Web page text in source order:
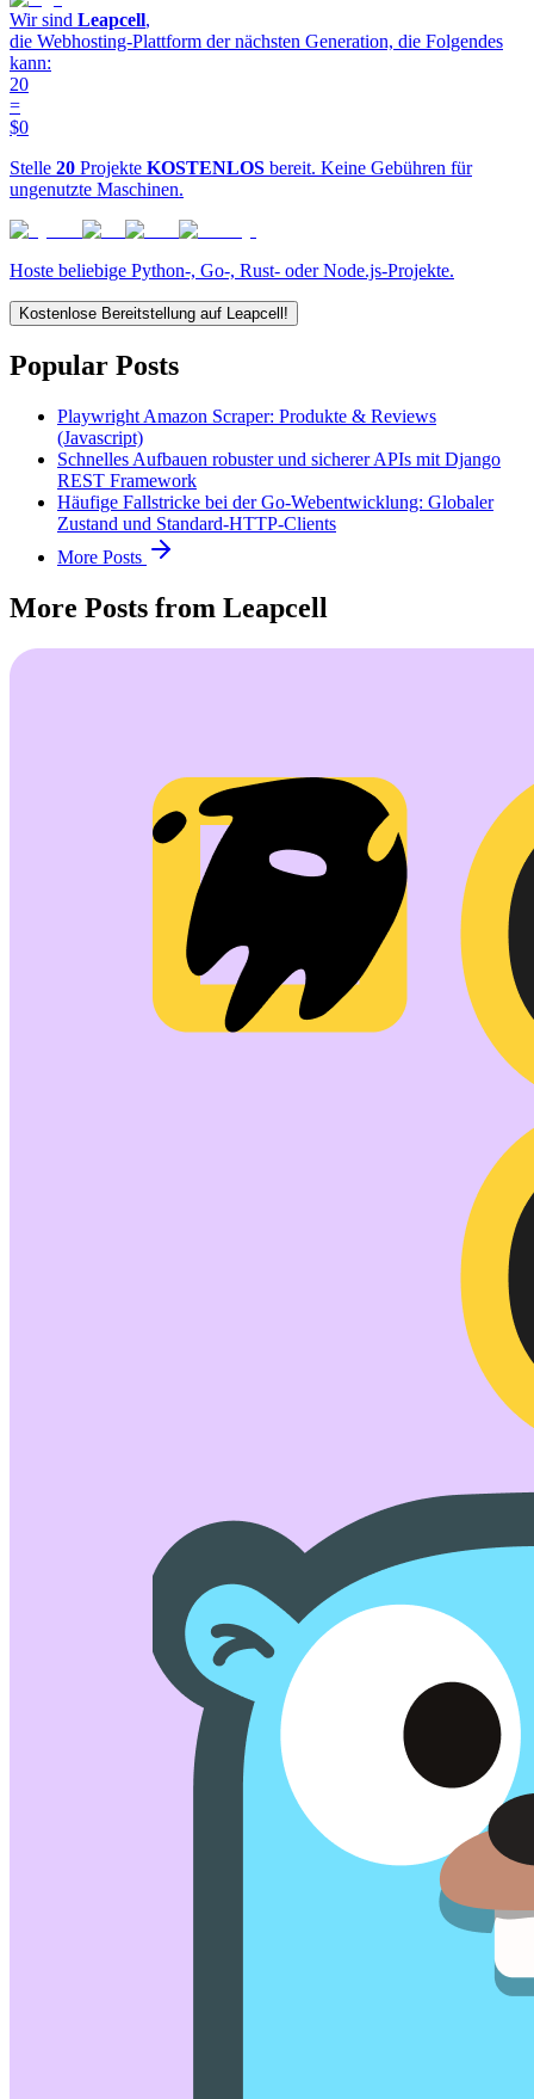
Wir sind Leapcell,
die Webhosting-Plattform der nächsten Generation, die Folgendes
kann:
20
=
$0
Stelle 20 Projekte KOSTENLOS bereit. Keine Gebühren für
ungenutzte Maschinen.
Hoste beliebige Python-, Go-, Rust- oder Node.js-Projekte.
Kostenlose Bereitstellung auf Leapcell!
Popular Posts
Playwright Amazon Scraper: Produkte & Reviews
(Javascript)
Schnelles Aufbauen robuster und sicherer APIs mit Django
REST Framework
Häufige Fallstricke bei der Go-Webentwicklung: Globaler
Zustand und Standard-HTTP-Clients
More Posts
More Posts from Leapcell